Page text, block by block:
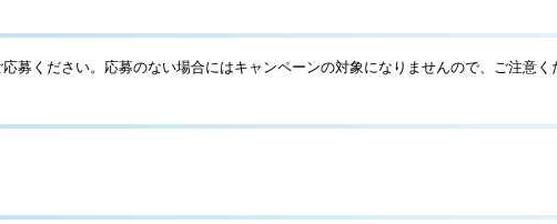
募ください。応募のない場合にはキャンペーンの対象になりませんので、ご注意く